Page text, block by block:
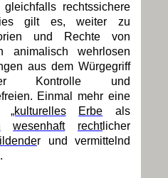
gleichfalls rechtssichere
gilt es, weiter zu
und Rechte von
animalisch wehrlosen
aus dem Würgegriff
Kontrolle und
Einmal mehr eine
„kulturelles Erbe als
wesenhaft rechtlicher
r und vermittelnd